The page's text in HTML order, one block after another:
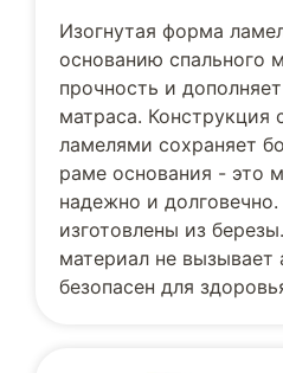
Изогнутая форма
основанию спального
прочность и
матраса. Конструкция
ламелями сохраняет
раме основания - это
надежно и
изготовлены из
материал не вызывает
безопасен для